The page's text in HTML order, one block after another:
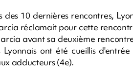
des 10 dernières rencontres,
réclamait pour cette
avant sa deuxième
Lyonnais ont été cueillis
adducteurs (4e).